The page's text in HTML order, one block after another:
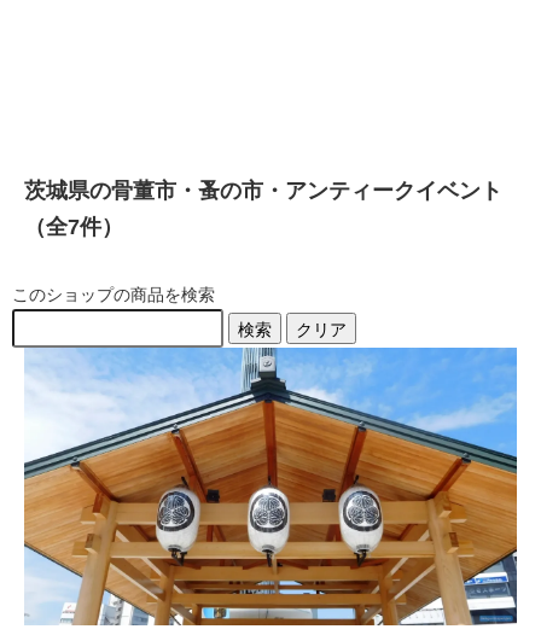
茨城県の骨董市・蚤の市・アンティークイベント
（全7件）
このショップの商品を検索
検索 クリア